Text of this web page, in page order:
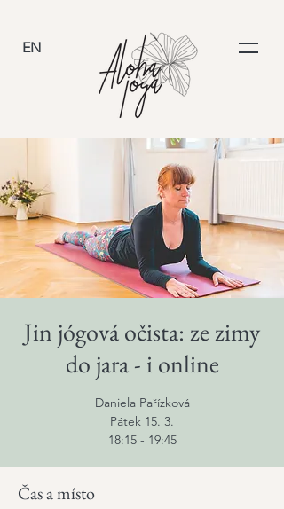
EN
Jin jógová očista: ze zimy
do jara - i online
Daniela Pařízková
Pátek 15. 3.
18:15 - 19:45
Čas a místo